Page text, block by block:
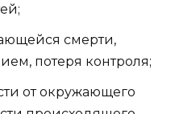
смерти,
потеря контроля;
от окружающего